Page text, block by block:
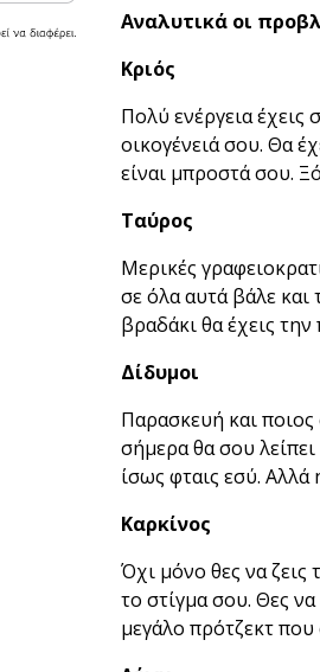
Αναλυτικά οι
Κριός
Πολύ ενέργεια έχεις
οικογένειά σου. Θα
είναι μπροστά σου.
Ταύρος
Μερικές
σε όλα αυτά βάλε και
βραδάκι θα έχεις
Δίδυμοι
Παρασκευή και ποιος
σήμερα θα σου
ίσως φταις εσύ.
Καρκίνος
Όχι μόνο θες να ζεις
το στίγμα σου. Θες
μεγάλο πρότζεκτ